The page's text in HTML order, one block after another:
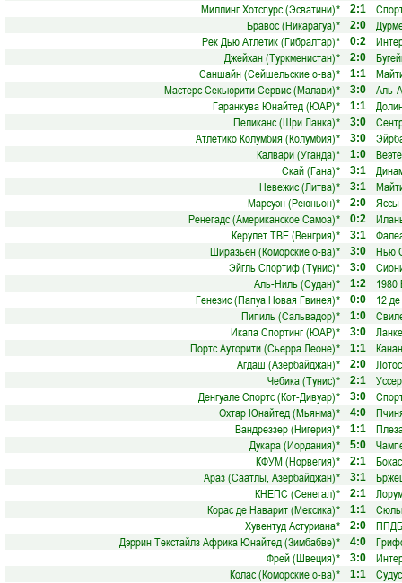
Миллинг Хотспурс (Эсватини)* 2:1
Бравос (Никарагуа)* 2:0
Рек Дью Атлетик (Гибралтар)* 0:2
Джейхан (Туркменистан)* 2:0
Саншайн (Сейшельские о-ва)* 1:1
Мастерс Секьюрити Сервис (Малави)* 3:0
Аль-
Гаранкува Юнайтед (ЮАР)* 1:1
Пеликанс (Шри Ланка)* 3:0
Атлетико Колумбия (Колумбия)* 3:0
Калвари (Уганда)* 1:0
Скай (Гана)* 3:1
Невежис (Литва)* 3:1
Марсуэн (Реюньон)* 2:0
Ренегадс (Американское Самоа)* 0:2
Керулет ТВЕ (Венгрия)* 3:1
Ширазьен (Коморские о-ва)* 3:0
Нью
Эйгль Спортиф (Тунис)* 3:0
Аль-Ниль (Судан)* 1:2
1980
Генезис (Папуа Новая Гвинея)* 0:0
12
Пипиль (Сальвадор)* 1:0
Икапа Спортинг (ЮАР)* 3:0
Портс Ауторити (Сьерра Леоне)* 1:1
Агдаш (Азербайджан)* 2:0
Чебика (Тунис)* 2:1
Денгуале Спортс (Кот-Дивуар)* 3:0
Охтар Юнайтед (Мьянма)* 4:0
Вандреззер (Нигерия)* 1:1
Дукара (Иордания)* 5:0
КФУМ (Норвегия)* 2:1
Араз (Саатлы, Азербайджан)* 3:1
КНЕПС (Сенегал)* 2:1
Корас де Наварит (Мексика)* 1:1
Хувентуд Астуриана* 2:0
Дэррин Текстайлз Африка Юнайтед (Зимбабве)* 4:0
Фрей (Швеция)* 3:0
Колас (Коморские о-ва)* 1:1